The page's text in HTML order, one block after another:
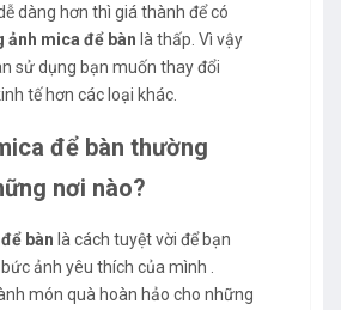
dàng hơn thì giá thành để có
ảnh mica để bàn là thấp. Vì vậy
sử dụng bạn muốn thay đổi
tế hơn các loại khác.
để bàn thường
nơi nào?
bàn là cách tuyệt vời để bạn
ảnh yêu thích của mình .
món quà hoàn hảo cho những